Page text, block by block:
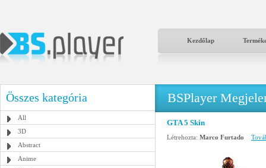
Kezdőlap
Összes kategória
All
3D
Abstract
Anime
BSPlayer
GTA 5 Skin
Létrehozta: Marco Furtado